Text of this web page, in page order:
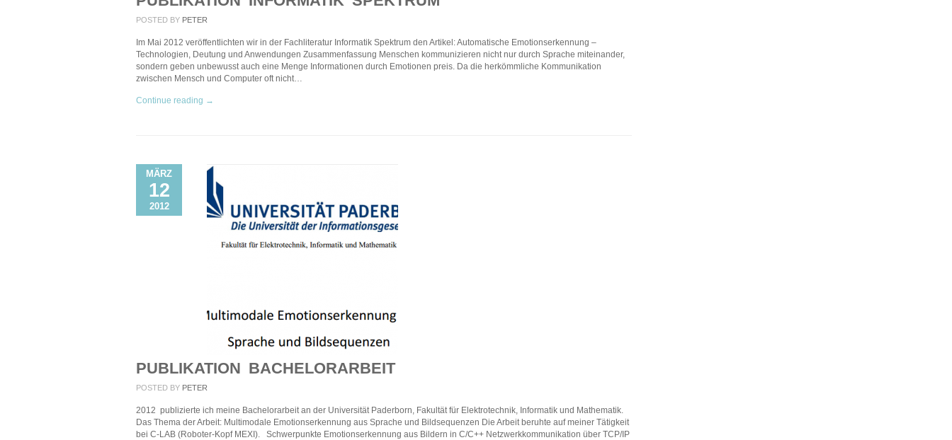
POSTED BY PETER
Im Mai 2012 veröffentlichten wir in der Fachliteratur Informatik Spektrum den Artikel: Automatische Emotionserkennung –
Technologien, Deutung und Anwendungen Zusammenfassung Menschen kommunizieren nicht nur durch Sprache miteinander,
sondern geben unbewusst auch eine Menge Informationen durch Emotionen preis. Da die herkömmliche Kommunikation
zwischen Mensch und Computer oft nicht…
Continue reading →
MÄRZ
12
2012
PUBLIKATION BACHELORARBEIT
POSTED BY PETER
2012 publizierte ich meine Bachelorarbeit an der Universität Paderborn, Fakultät für Elektrotechnik, Informatik und Mathematik.
Das Thema der Arbeit: Multimodale Emotionserkennung aus Sprache und Bildsequenzen Die Arbeit beruhte auf meiner Tätigkeit
bei C-LAB (Roboter-Kopf MEXI). Schwerpunkte Emotionserkennung aus Bildern in C/C++ Netzwerkkommunikation über TCP/IP